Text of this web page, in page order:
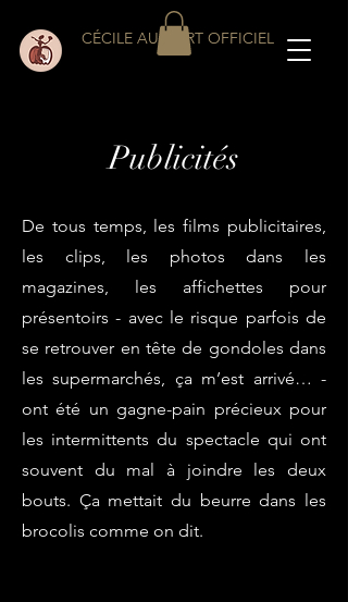
CÉCILE AUCLERT OFFICIEL
Publicités
De tous temps, les films publicitaires,
les clips, les photos dans les
magazines, les affichettes pour
présentoirs - avec le risque parfois de
se retrouver en tête de gondoles dans
les supermarchés, ça m’est arrivé… -
ont été un gagne-pain précieux pour
les intermittents du spectacle qui ont
souvent du mal à joindre les deux
bouts. Ça mettait du beurre dans les
brocolis comme on dit.